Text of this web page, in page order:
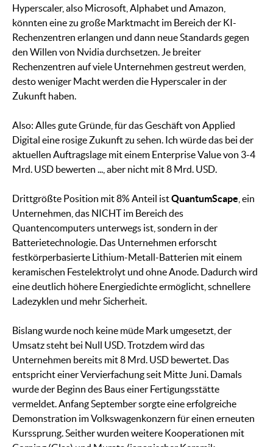
Hyperscaler, also Microsoft, Alphabet und Amazon,
könnten eine zu große Marktmacht im Bereich der KI-
Rechenzentren erlangen und dann neue Standards gegen
den Willen von Nvidia durchsetzen. Je breiter
Rechenzentren auf viele Unternehmen gestreut werden,
desto weniger Macht werden die Hyperscaler in der
Zukunft haben.
Also: Alles gute Gründe, für das Geschäft von Applied
Digital eine rosige Zukunft zu sehen. Ich würde das bei der
aktuellen Auftragslage mit einem Enterprise Value von 3-4
Mrd. USD bewerten ..., aber nicht mit 8 Mrd. USD.
Drittgrößte Position mit 8% Anteil istQuantumScape , ein
Unternehmen, das NICHT im Bereich des
Quantencomputers unterwegs ist, sondern in der
Batterietechnologie. Das Unternehmen erforscht
festkörperbasierte Lithium-Metall-Batterien mit einem
keramischen Festelektrolyt und ohne Anode. Dadurch wird
eine deutlich höhere Energiedichte ermöglicht, schnellere
Ladezyklen und mehr Sicherheit.
Bislang wurde noch keine müde Mark umgesetzt, der
Umsatz steht bei Null USD. Trotzdem wird das
Unternehmen bereits mit 8 Mrd. USD bewertet. Das
entspricht einer Vervierfachung seit Mitte Juni. Damals
wurde der Beginn des Baus einer Fertigungsstätte
vermeldet. Anfang September sorgte eine erfolgreiche
Demonstration im Volkswagenkonzern für einen erneuten
Kurssprung. Seither wurden weitere Kooperationen mit